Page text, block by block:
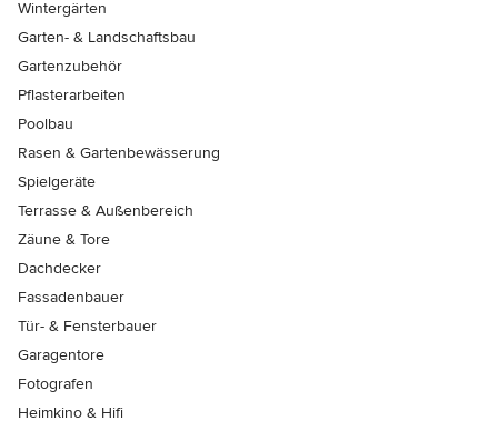
Wintergärten
Garten- & Landschaftsbau
Gartenzubehör
Pflasterarbeiten
Poolbau
Rasen & Gartenbewässerung
Spielgeräte
Terrasse & Außenbereich
Zäune & Tore
Dachdecker
Fassadenbauer
Tür- & Fensterbauer
Garagentore
Fotografen
Heimkino & Hifi